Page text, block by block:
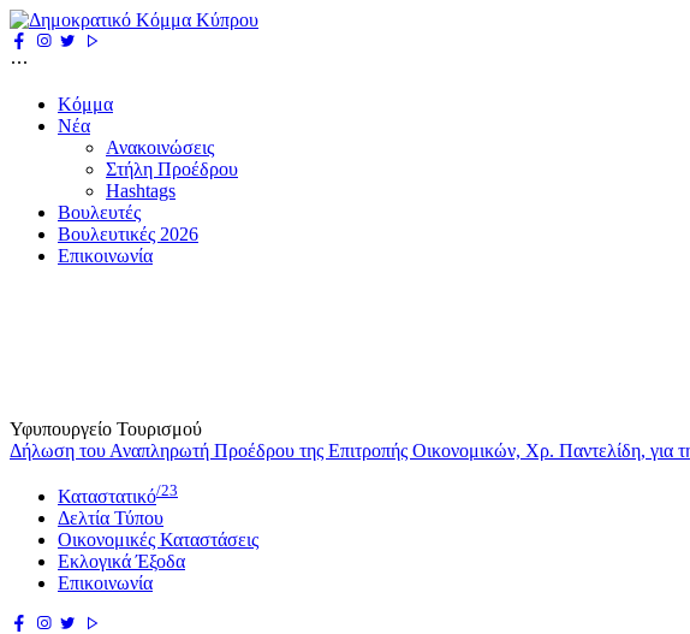
Κόμμα
Νέα
Ανακοινώσεις
Στήλη Προέδρου
Hashtags
Βουλευτές
Βουλευτικές 2026
Επικοινωνία
Υφυπουργείο Τουρισμού
Δήλωση του Αναπληρωτή Προέδρου της Επιτροπής Οικονομικών, Χρ. Παντελίδη, για
Καταστατικό/23
Δελτία Τύπου
Οικονομικές Καταστάσεις
Εκλογικά Έξοδα
Επικοινωνία